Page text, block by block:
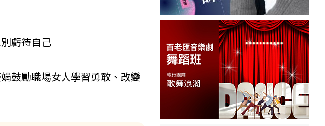
虧待自己
鼓勵職場女人學習勇敢、改變